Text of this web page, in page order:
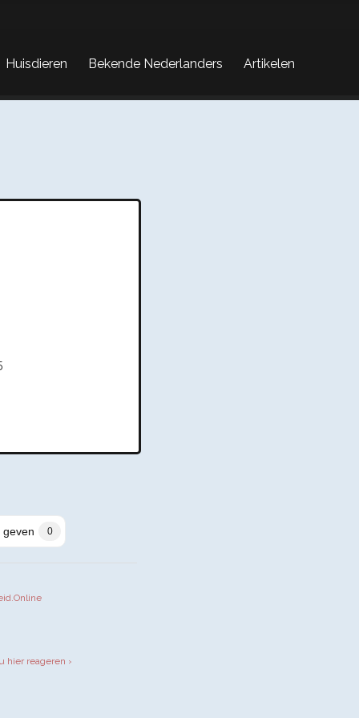
Huisdieren Bekende Nederlanders Artikelen
geven 0
hier reageren ›